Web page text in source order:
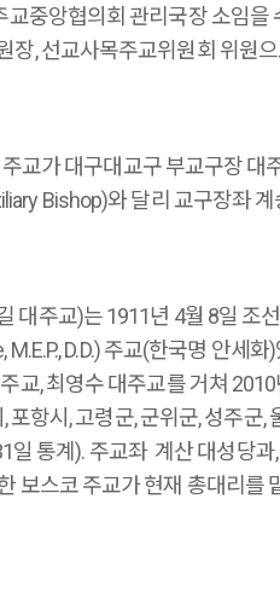
중앙협의회 관리국장 소임
장, 선교사목주교위원회 위원
교가 대구대교구 부교구장
Bishop)와 달리 교구장좌
대주교)는 1911년 4월 8일 조
M.E.P., D.D.) 주교(한국명 안
교, 최영수 대주교를 거쳐
포항시, 고령군, 군위군, 성주
일 통계). 주교좌 계산 대성당
보스코 주교가 현재 총대리를